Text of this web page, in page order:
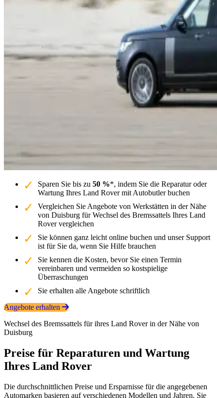
Sparen Sie bis zu 50 %*, indem Sie die Reparatur oder
Wartung Ihres Land Rover mit Autobutler buchen
Vergleichen Sie Angebote von Werkstätten in der Nähe
von Duisburg für Wechsel des Bremssattels Ihres Land
Rover vergleichen
Sie können ganz leicht online buchen und unser Support
ist für Sie da, wenn Sie Hilfe brauchen
Sie kennen die Kosten, bevor Sie einen Termin
vereinbaren und vermeiden so kostspielige
Überraschungen
Sie erhalten alle Angebote schriftlich
Angebote erhalten
Wechsel des Bremssattels für ihres Land Rover in der Nähe von
Duisburg
Preise für Reparaturen und Wartung
Ihres Land Rover
Die durchschnittlichen Preise und Ersparnisse für die angegebenen
Automarken basieren auf verschiedenen Modellen und Jahren. Sie